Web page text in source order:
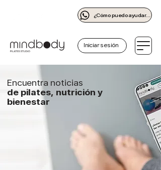
¿Cómo puedo ayudarte?
Iniciar sesión
Encuentra noticias
de pilates, nutrición y
bienestar